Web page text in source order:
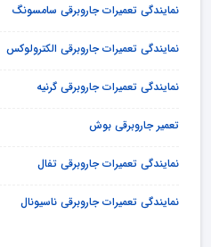
نمایندگی تعمیرات جاروبرقی سامسونگ
نمایندگی تعمیرات جاروبرقی الکترولوکس
نمایندگی تعمیرات جاروبرقی گرنیه
تعمیر جاروبرقی بوش
نمایندگی تعمیرات جاروبرقی تفال
نمایندگی تعمیرات جاروبرقی ناسیونال